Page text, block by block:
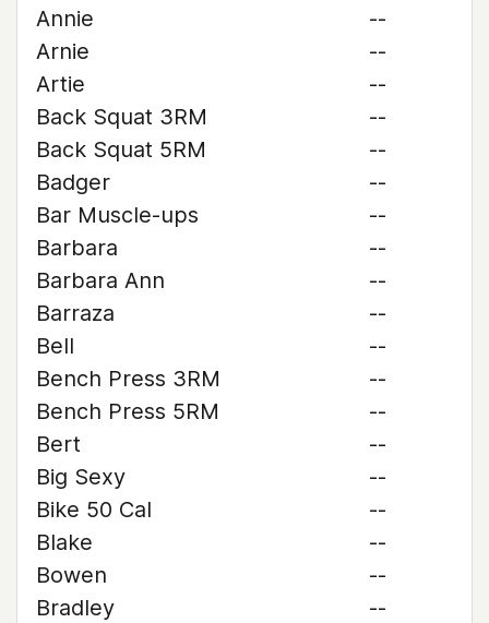
Annie
--
Arnie
--
Artie
--
Back Squat 3RM
--
Back Squat 5RM
--
Badger
--
Bar Muscle-ups
--
Barbara
--
Barbara Ann
--
Barraza
--
Bell
--
Bench Press 3RM
--
Bench Press 5RM
--
Bert
--
Big Sexy
--
Bike 50 Cal
--
Blake
--
Bowen
--
Bradley
--